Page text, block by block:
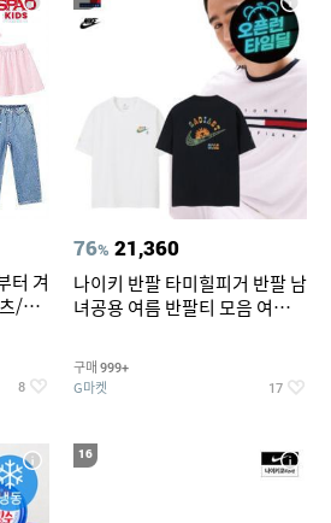
터 겨
/셋
8
76% 21,360
나이키 반팔 타미힐피거 반팔 남
녀공용 여름 반팔티 모음 여름
구매 999+
G마켓 17
16